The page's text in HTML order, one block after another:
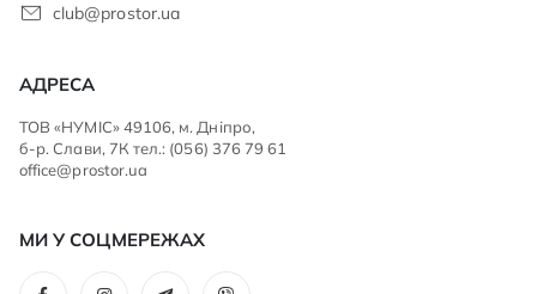
club@prostor.ua
АДРЕСА
ТОВ «НУМІС» 49106, м. Дніпро,
б-р. Слави, 7К тел.: (056) 376 79 61
office@prostor.ua
МИ У СОЦМЕРЕЖАХ